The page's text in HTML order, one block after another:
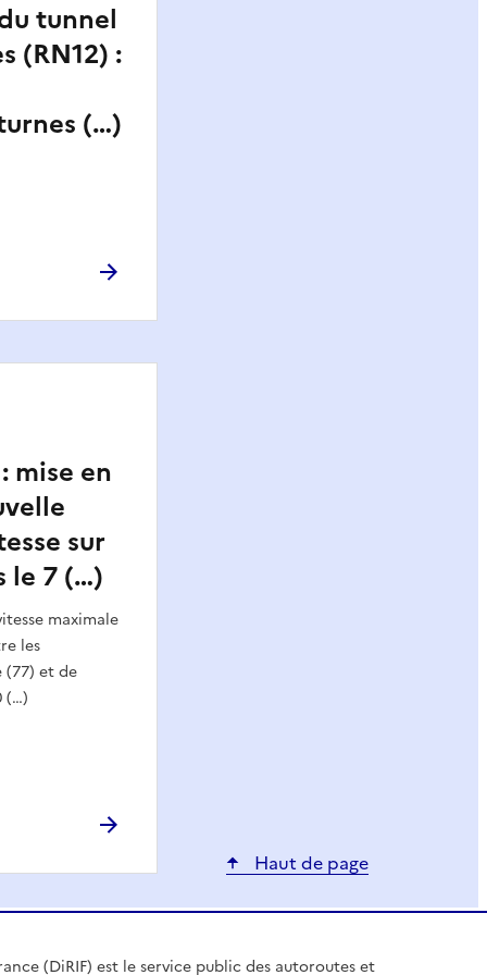
tunnel
(RN12) :
(…)
mise en
sur
le 7 (…)
maximale
les
(77) et de
(…)
Haut de page
(DiRIF) est le service public des autoroutes et